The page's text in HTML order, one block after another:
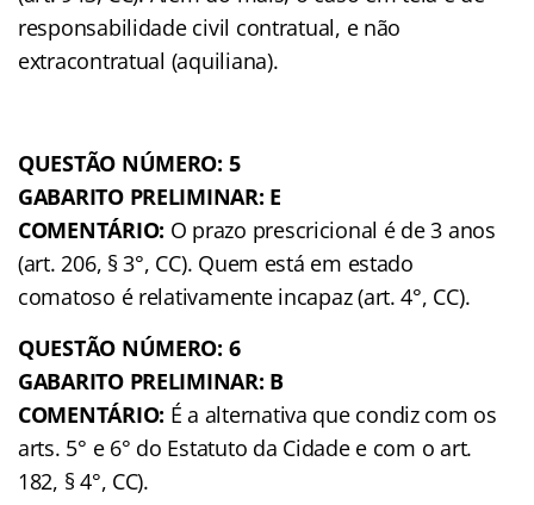
responsabilidade civil contratual, e não
extracontratual (aquiliana).
QUESTÃO NÚMERO: 5
GABARITO PRELIMINAR: E
COMENTÁRIO: O prazo prescricional é de 3 anos
(art. 206, § 3°, CC). Quem está em estado
comatoso é relativamente incapaz (art. 4°, CC).
QUESTÃO NÚMERO: 6
GABARITO PRELIMINAR: B
COMENTÁRIO: É a alternativa que condiz com os
arts. 5° e 6° do Estatuto da Cidade e com o art.
182, § 4°, CC).